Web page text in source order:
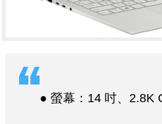
● 螢幕：14 吋、2.8K